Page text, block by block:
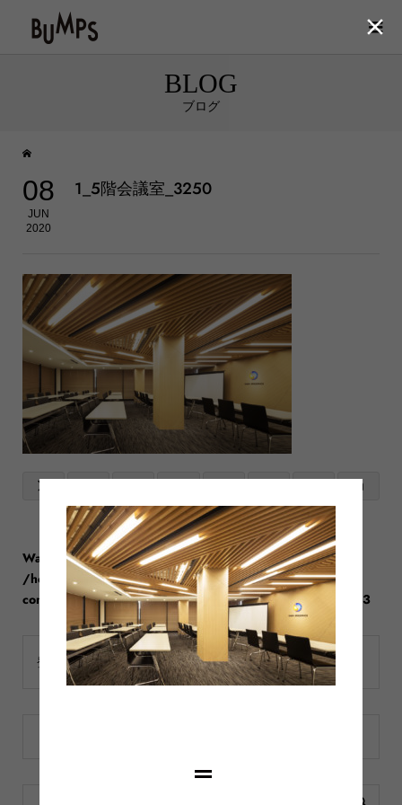
BLOG
ブログ
08
JUN
2020
1_5階会議室_3250
Warning: Trying to access array offset on false in
/home/bumps/bumps.co.jp/public_html/wp-
content/themes/famous_tcd064/widget/ad.php
43
登録されている記事はございません。
